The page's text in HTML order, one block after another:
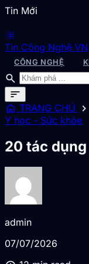
Tin Mới
Vụ
blur_on
Tin Công Nghệ VN
CÔNG NGHỆ
search
sort
home TRANG CHỦ chevron_right
Y học - Sức khỏe
20 tác
admin
07/07/2026